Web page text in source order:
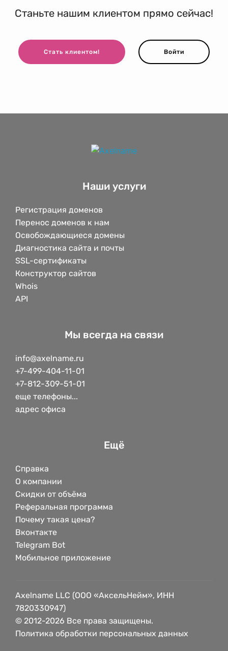
Станьте нашим клиентом прямо сейчас!
Стать клиентом! Войти
Наши услуги
Регистрация доменов
Перенос доменов к нам
Освобождающиеся домены
Диагностика сайта и почты
SSL-сертификаты
Конструктор сайтов
Whois
API
Мы всегда на связи
info@axelname.ru
+7-499-404-11-01
+7-812-309-51-01
еще телефоны...
адрес офиса
Ещё
Справка
О компании
Скидки от объёма
Реферальная программа
Почему такая цена?
Вконтакте
Telegram Bot
Мобильное приложение
Axelname LLC (ООО «АксельНейм», ИНН
7820330947)
© 2012-2026 Все права защищены.
Политика обработки персональных данных